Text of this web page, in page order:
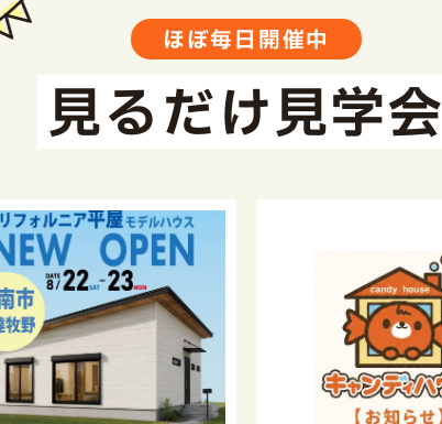
ほぼ毎日開催中
見るだけ見学会